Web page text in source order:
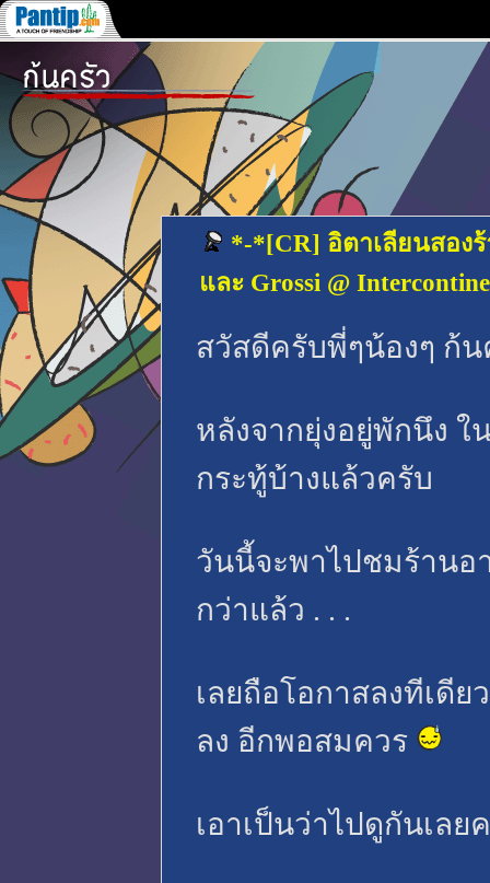
*-*[CR] อิตาเลียนสองร้
และ Grossi @
สวัสดีครับพี่ๆน้องๆ ก้
หลังจากยุ่งอยู่พักนึง ใ
กระทู้บ้างแล้วครับ
วันนี้จะพาไปชมร้านอ
กว่าแล้ว . . .
เลยถือโอกาสลงทีเดีย
ลง อีกพอสมควร
เอาเป็นว่าไปดูกันเลย